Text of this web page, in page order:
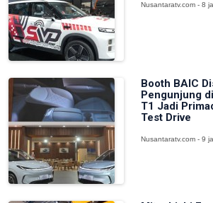
Nusantaratv.com - 8
Booth BAIC
Pengunjung
T1 Jadi
Test Drive
Nusantaratv.com - 9